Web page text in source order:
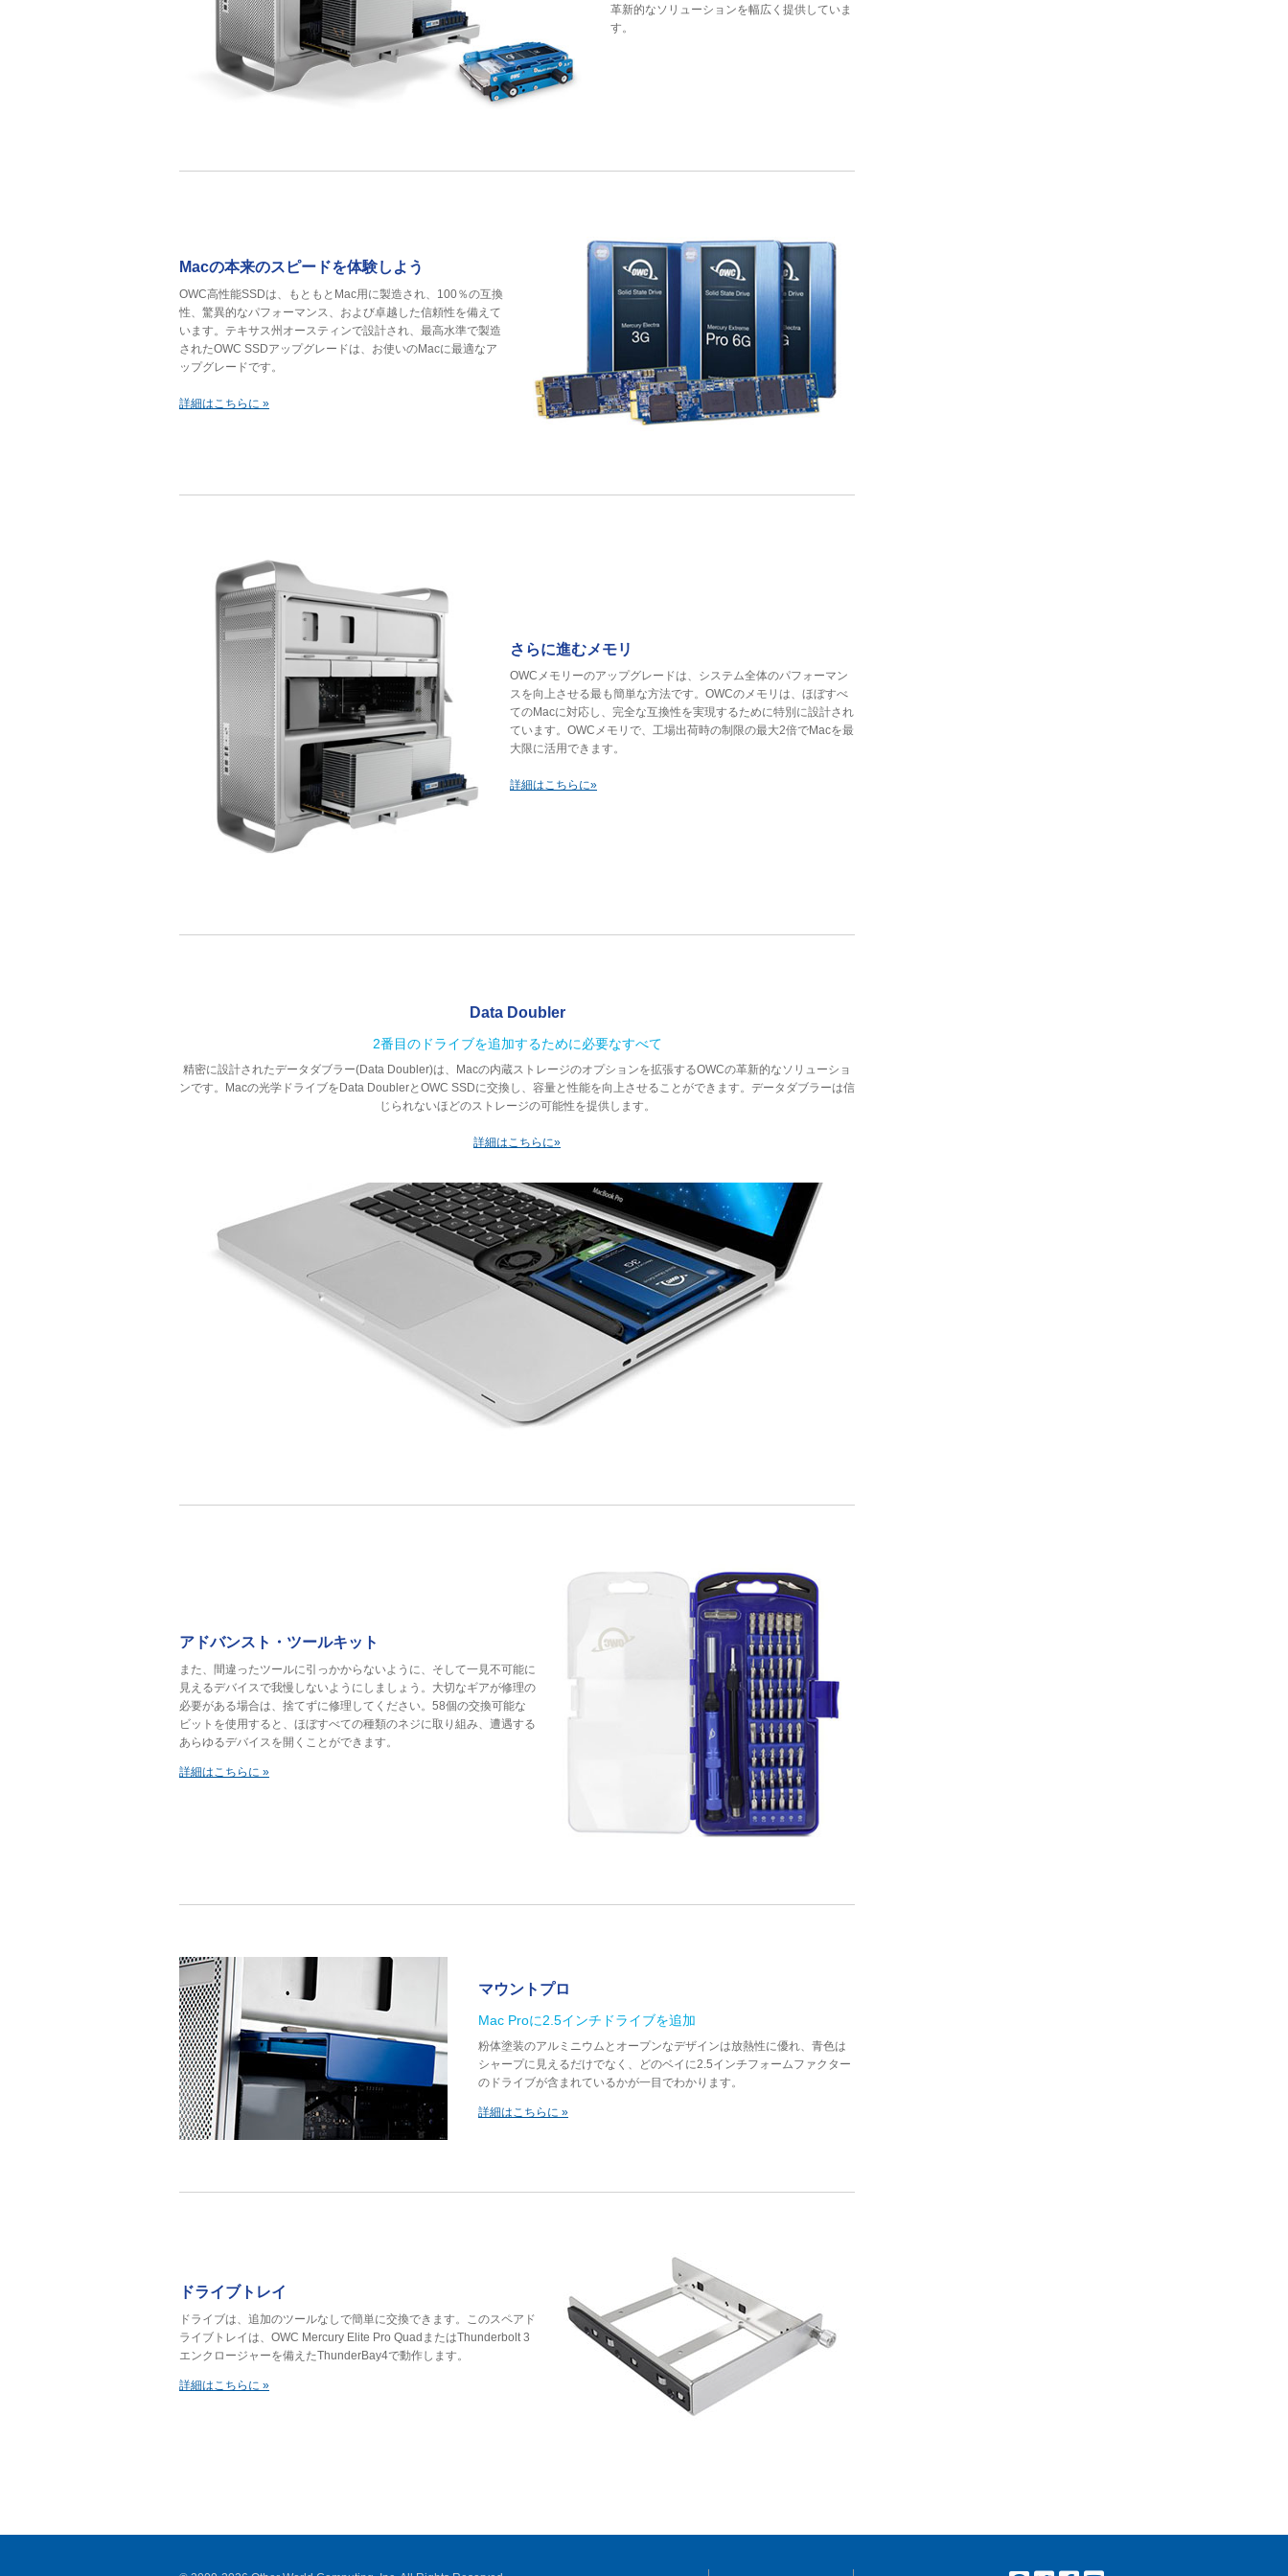
革新的なソリューションを幅広く提供していま
す。
Macの本来のスピードを体験しよう
OWC高性能SSDは、もともとMac用に製造され、100％の互換
性、驚異的なパフォーマンス、および卓越した信頼性を備えて
います。テキサス州オースティンで設計され、最高水準で製造
されたOWC SSDアップグレードは、お使いのMacに最適なア
ップグレードです。
詳細はこちらに »
さらに進むメモリ
OWCメモリーのアップグレードは、システム全体のパフォーマン
スを向上させる最も簡単な方法です。OWCのメモリは、ほぼすべ
てのMacに対応し、完全な互換性を実現するために特別に設計され
ています。OWCメモリで、工場出荷時の制限の最大2倍でMacを最
大限に活用できます。
詳細はこちらに»
Data Doubler
2番目のドライブを追加するために必要なすべて
精密に設計されたデータダブラー(Data Doubler)は、Macの内蔵ストレージのオプションを拡張するOWCの革新的なソリューショ
ンです。Macの光学ドライブをData DoublerとOWC SSDに交換し、容量と性能を向上させることができます。データダブラーは信
じられないほどのストレージの可能性を提供します。
詳細はこちらに»
アドバンスト・ツールキット
また、間違ったツールに引っかからないように、そして一見不可能に
見えるデバイスで我慢しないようにしましょう。大切なギアが修理の
必要がある場合は、捨てずに修理してください。58個の交換可能な
ビットを使用すると、ほぼすべての種類のネジに取り組み、遭遇する
あらゆるデバイスを開くことができます。
詳細はこちらに »
マウントプロ
Mac Proに2.5インチドライブを追加
粉体塗装のアルミニウムとオープンなデザインは放熱性に優れ、青色は
シャープに見えるだけでなく、どのベイに2.5インチフォームファクター
のドライブが含まれているかが一目でわかります。
詳細はこちらに »
ドライブトレイ
ドライブは、追加のツールなしで簡単に交換できます。このスペアド
ライブトレイは、OWC Mercury Elite Pro QuadまたはThunderbolt 3
エンクロージャーを備えたThunderBay4で動作します。
詳細はこちらに »